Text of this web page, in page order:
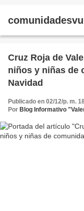
Cruz Roja de
niños y niñas de
Navidad
Publicado en 02/12/p. m.
Por Blog Informativo